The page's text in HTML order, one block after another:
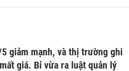
giảm mạnh, và thị trường ghi
giá. Bỉ vừa ra luật quản lý